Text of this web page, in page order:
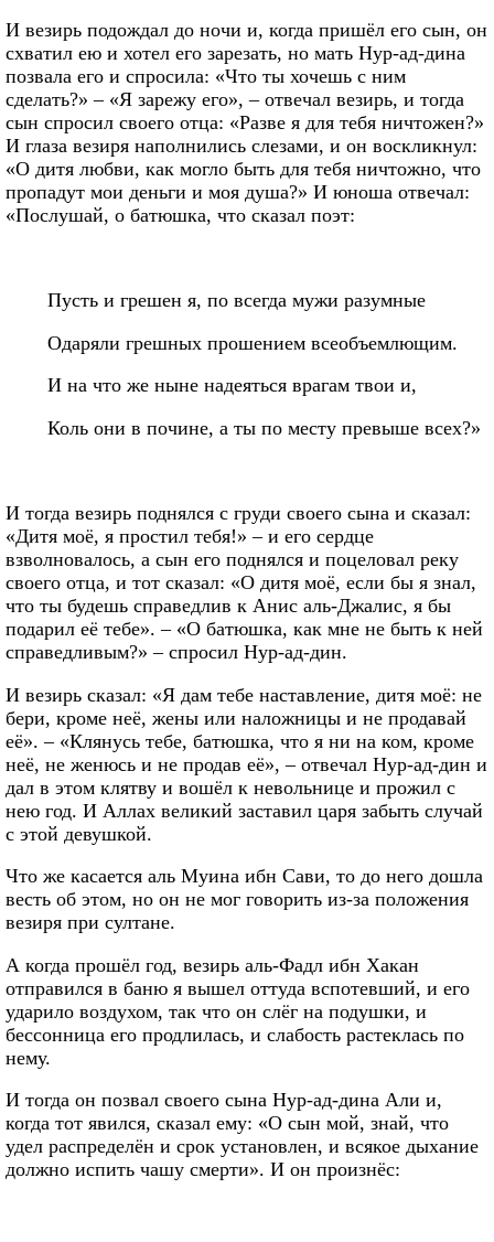
И везирь подождал до ночи и, когда пришёл его сын, он
схватил ею и хотел его зарезать, но мать Нур-ад-дина
позвала его и спросила: «Что ты хочешь с ним
сделать?» – «Я зарежу его», – отвечал везирь, и тогда
сын спросил своего отца: «Разве я для тебя ничтожен?»
И глаза везиря наполнились слезами, и он воскликнул:
«О дитя любви, как могло быть для тебя ничтожно, что
пропадут мои деньги и моя душа?» И юноша отвечал:
«Послушай, о батюшка, что сказал поэт:
Пусть и грешен я, по всегда мужи разумные
Одаряли грешных прошением всеобъемлющим.
И на что же ныне надеяться врагам твои и,
Коль они в почине, а ты по месту превыше всех?»
И тогда везирь поднялся с груди своего сына и сказал:
«Дитя моё, я простил тебя!» – и его сердце
взволновалось, а сын его поднялся и поцеловал реку
своего отца, и тот сказал: «О дитя моё, если бы я знал,
что ты будешь справедлив к Анис аль-Джалис, я бы
подарил её тебе». – «О батюшка, как мне не быть к ней
справедливым?» – спросил Нур-ад-дин.
И везирь сказал: «Я дам тебе наставление, дитя моё: не
бери, кроме неё, жены или наложницы и не продавай
её». – «Клянусь тебе, батюшка, что я ни на ком, кроме
неё, не женюсь и не продав её», – отвечал Нур-ад-дин и
дал в этом клятву и вошёл к невольнице и прожил с
нею год. И Аллах великий заставил царя забыть случай
с этой девушкой.
Что же касается аль Муина ибн Сави, то до него дошла
весть об этом, но он не мог говорить из-за положения
везиря при султане.
А когда прошёл год, везирь аль-Фадл ибн Хакан
отправился в баню я вышел оттуда вспотевший, и его
ударило воздухом, так что он слёг на подушки, и
бессонница его продлилась, и слабость растеклась по
нему.
И тогда он позвал своего сына Нур-ад-дина Али и,
когда тот явился, сказал ему: «О сын мой, знай, что
удел распределён и срок установлен, и всякое дыхание
должно испить чашу смерти». И он произнёс: